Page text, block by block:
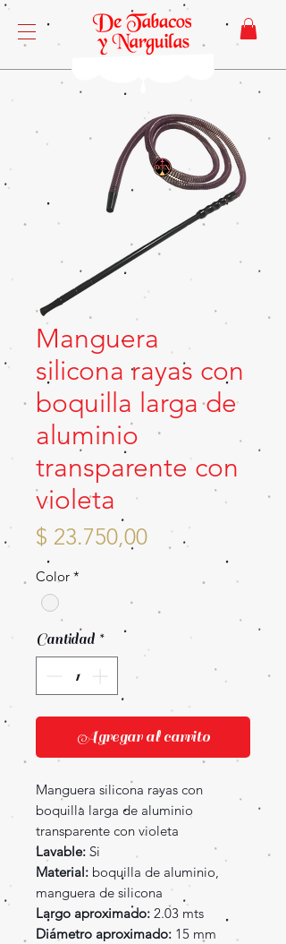
Manguera
silicona rayas con
boquilla larga de
aluminio
transparente con
violeta
$ 23.750,00Precio
Color *
Cantidad *
Agregar al carrito
Manguera silicona rayas con
boquilla larga de aluminio
transparente con violeta
Lavable: Si
Material: boquilla de aluminio,
manguera de silicona
Largo aproximado: 2.03 mts
Diámetro aproximado: 15 mm